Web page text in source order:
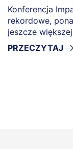
Konferencja
rekordowe,
jeszcze
PRZECZYTAJ